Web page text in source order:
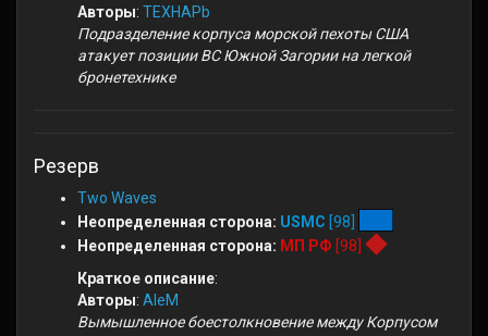
Авторы: TEXHAPb
Подразделение корпуса морской пехоты США
атакует позиции ВС Южной Загории на легкой
бронетехнике
Резерв
Two Waves
Неопределенная сторона: USMC [98]
Неопределенная сторона: МП РФ [98]
Краткое описание:
Авторы: AleM
Вымышленное боестолкновение между Корпусом